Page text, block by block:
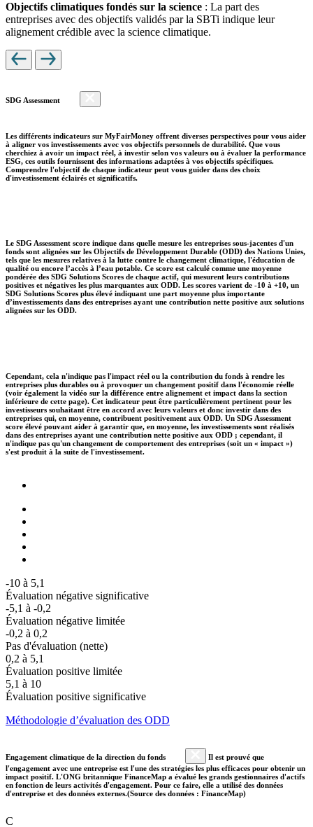
Objectifs climatiques fondés sur la science : La part des
entreprises avec des objectifs validés par la SBTi indique leur
alignement crédible avec la science climatique.
SDG Assessment
Les différents indicateurs sur MyFairMoney offrent diverses perspectives pour vous aider
à aligner vos investissements avec vos objectifs personnels de durabilité. Que vous
cherchiez à avoir un impact réel, à investir selon vos valeurs ou à évaluer la performance
ESG, ces outils fournissent des informations adaptées à vos objectifs spécifiques.
Comprendre l'objectif de chaque indicateur peut vous guider dans des choix
d'investissement éclairés et significatifs.
Le SDG Assessment score indique dans quelle mesure les entreprises sous-jacentes d'un
fonds sont alignées sur les Objectifs de Développement Durable (ODD) des Nations Unies,
tels que les mesures relatives à la lutte contre le changement climatique, l'éducation de
qualité ou encore l’accès à l’eau potable. Ce score est calculé comme une moyenne
pondérée des SDG Solutions Scores de chaque actif, qui mesurent leurs contributions
positives et négatives les plus marquantes aux ODD. Les scores varient de -10 à +10, un
SDG Solutions Scores plus élevé indiquant une part moyenne plus importante
d’investissements dans des entreprises ayant une contribution nette positive aux solutions
alignées sur les ODD.
Cependant, cela n'indique pas l'impact réel ou la contribution du fonds à rendre les
entreprises plus durables ou à provoquer un changement positif dans l'économie réelle
(voir également la vidéo sur la différence entre alignement et impact dans la section
inférieure de cette page). Cet indicateur peut être particulièrement pertinent pour les
investisseurs souhaitant être en accord avec leurs valeurs et donc investir dans des
entreprises qui, en moyenne, contribuent positivement aux ODD. Un SDG Assessment
score élevé pouvant aider à garantir que, en moyenne, les investissements sont réalisés
dans des entreprises ayant une contribution nette positive aux ODD ; cependant, il
n'indique pas qu'un changement de comportement des entreprises (soit un « impact »)
s'est produit à la suite de l'investissement.
-10 à 5,1
Évaluation négative significative
-5,1 à -0,2
Évaluation négative limitée
-0,2 à 0,2
Pas d'évaluation (nette)
0,2 à 5,1
Évaluation positive limitée
5,1 à 10
Évaluation positive significative
Méthodologie d’évaluation des ODD
Engagement climatique de la direction du fonds
Il est prouvé que
l'engagement avec une entreprise est l'une des stratégies les plus efficaces pour obtenir un
impact positif. L'ONG britannique FinanceMap a évalué les grands gestionnaires d'actifs
en fonction de leurs activités d'engagement. Pour ce faire, elle a utilisé des données
d'entreprise et des données externes.(Source des données : FinanceMap)
C